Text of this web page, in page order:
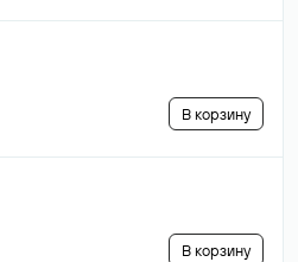
В корзину
В корзину